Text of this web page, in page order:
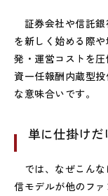
証券会社や信託銀
を新しく始める際
発・運営コストを
資一任報酬内蔵型
な意味合いです。
単に仕掛け
では、なぜこんな
信モデルが他のフ